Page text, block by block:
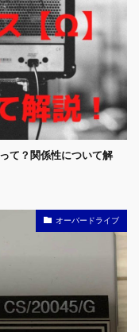
て？関係性について解
オーバードライブ